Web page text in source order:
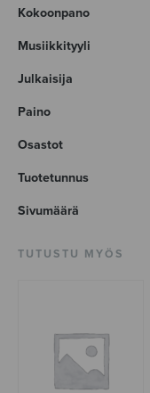
Kokoonpano
Musiikkityyli
Julkaisija
Paino
Osastot
Tuotetunnus
Sivumäärä
TUTUSTU MYÖS